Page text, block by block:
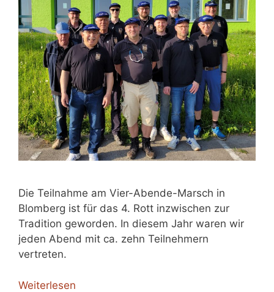
Die Teilnahme am Vier-Abende-Marsch in
Blomberg ist für das 4. Rott inzwischen zur
Tradition geworden. In diesem Jahr waren wir
jeden Abend mit ca. zehn Teilnehmern
vertreten.
Weiterlesen